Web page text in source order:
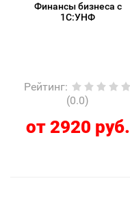
Финансы бизнеса с
1С:УНФ
Рейтинг:
(0.0)
от 2920 руб.